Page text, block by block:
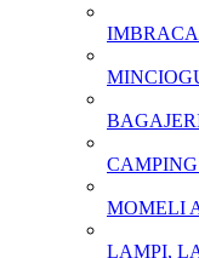
MOMELI
LAMPI,